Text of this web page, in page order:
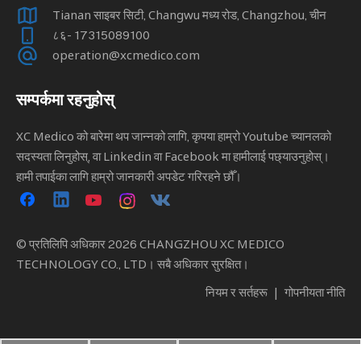
Tianan साइबर सिटी, Changwu मध्य रोड, Changzhou, चीन
८६- 17315089100
operation@xcmedico.com
सम्पर्कमा रहनुहोस्
XC Medico को बारेमा थप जान्नको लागि, कृपया हाम्रो Youtube च्यानलको
सदस्यता लिनुहोस्, वा Linkedin वा Facebook मा हामीलाई पछ्याउनुहोस्।
हामी तपाईका लागि हाम्रो जानकारी अपडेट गरिरहने छौँ।
© प्रतिलिपि अधिकार2026 CHANGZHOU XC MEDICO
TECHNOLOGY CO., LTD। सबै अधिकार सुरक्षित।
नियम र सर्तहरू | गोपनीयता नीति